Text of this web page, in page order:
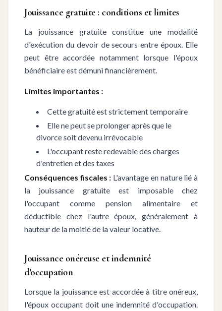
Jouissance gratuite : conditions et limites
La jouissance gratuite constitue une modalité
d'exécution du devoir de secours entre époux. Elle
peut être accordée notamment lorsque l'époux
bénéficiaire est démuni financièrement.
Limites importantes :
Cette gratuité est strictement temporaire
Elle ne peut se prolonger après que le
divorce soit devenu irrévocable
L'occupant reste redevable des charges
d'entretien et des taxes
Conséquences fiscales : L'avantage en nature lié à
la jouissance gratuite est imposable chez
l'occupant comme pension alimentaire et
déductible chez l'autre époux, généralement à
hauteur de la moitié de la valeur locative.
Jouissance onéreuse et indemnité
d'occupation
Lorsque la jouissance est accordée à titre onéreux,
l'époux occupant doit une indemnité d'occupation.